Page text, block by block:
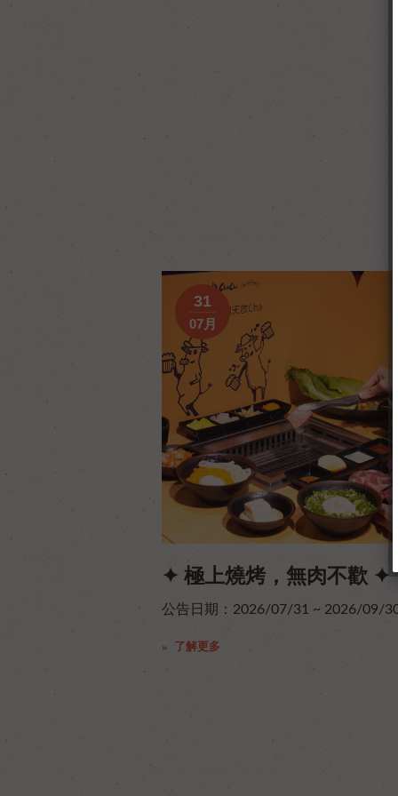
31
07月
✦ 極上燒烤，無肉不歡 ✦
公告日期：2026/07/31 ~ 2026/09/
了解更多